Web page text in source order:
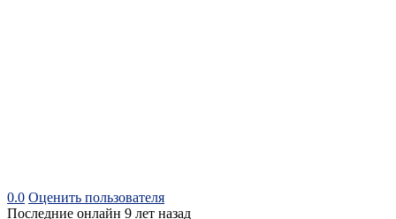
0.0 Оценить пользователя
Последние онлайн 9 лет назад